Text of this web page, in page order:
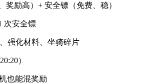
奖励高）+ 安全镖（免费、稳）
次安全镖
强化材料、坐骑碎片
）
也能混奖励